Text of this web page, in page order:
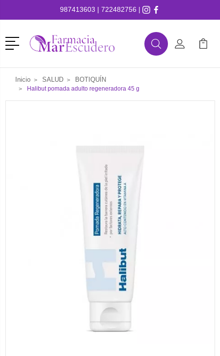
987413603 | 722482756 |
Menú
BuscarMi Cuenta
Mi
Inicio SALUD BOTIQUÍN
Halibut pomada adulto regeneradora 45 g